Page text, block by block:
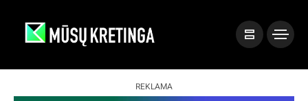
REKLAMA